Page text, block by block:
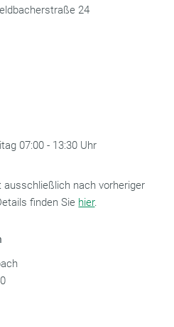
24
07:00 - 13:30 Uhr
nach vorheriger
finden Sie hier.